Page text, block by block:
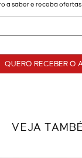
a saber e receba ofertas
QUERO RECEBER O
VEJA